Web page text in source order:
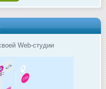
Web-студии